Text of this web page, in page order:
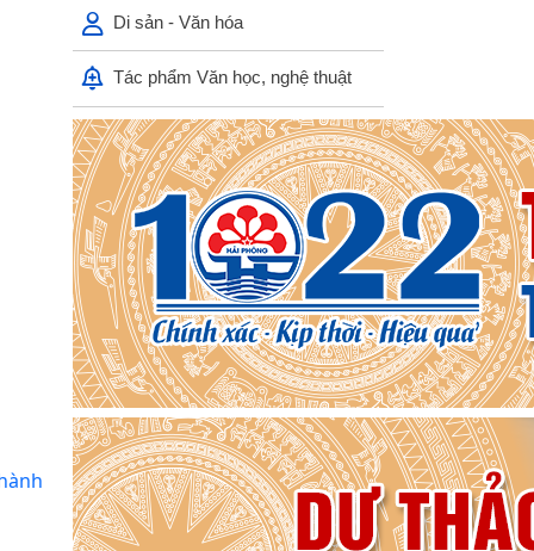
Di sản - Văn hóa
Tác phẩm Văn học, nghệ thuật
V/v nâng cao chất lượng và hiệu quả
giải quyết thủ tục hành chính phục
vụ người dân, doanh nghiệp
V/v tăng cường công tác truyền
thông phòng ngừa, giảm thiểu lao
động trẻ em
Kế hoạch truyền thông Kỳ thi tốt
nghiệp trung học phổ thông năm
2026
85 câu hỏi và giải đáp thắc mắc của
người tiêu dùng về xăng E10
Xã An Khánh tổ chức hội nghị chuẩn
bị công tác sáp nhập thôn
Báo cáo công tác tổ chức, triển khai
điều tra phiếu cá thể Tổng điều tra
kinh tế năm 2026